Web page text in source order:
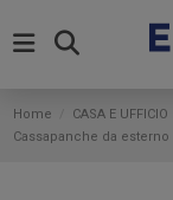
Home CASA E UFFICIO
Cassapanche da esterno